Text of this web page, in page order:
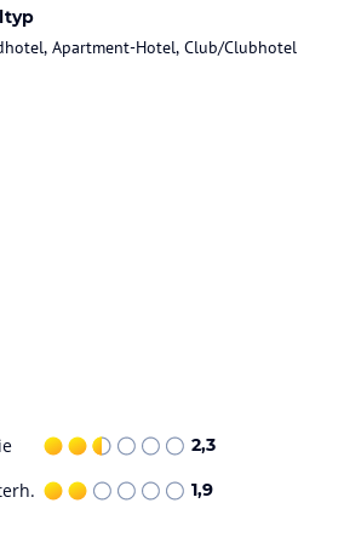
Apartment-Hotel, Club/Clubhotel
2,3
1,9